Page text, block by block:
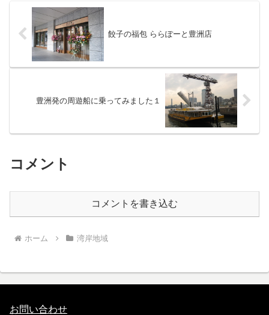
です。結構、すごい「画」です。
餃子の福包 ららぽーと豊洲店
豊洲発の周遊船に乗ってみました１
コメント
コメントを書き込む
ホーム 湾岸地域
お問い合わせ